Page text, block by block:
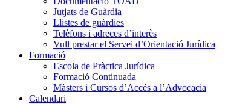
Jutjats de Guàrdia
Llistes de guàrdies
Telèfons i adreces d’interès
Vull prestar el Servei d’Orientació Jurídica
Formació
Escola de Pràctica Jurídica
Formació Continuada
Màsters i Cursos d’Accés a l’Advocacia
Calendari